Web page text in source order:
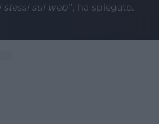
stessi sul web”, ha spiegato.